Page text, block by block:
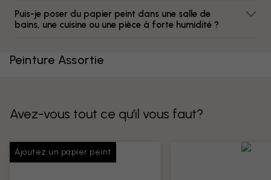
Puis-je poser du papier peint dans une salle de
bains, une cuisine ou une pièce à forte humidité ?
Peinture Assortie
Avez-vous tout ce qu’il vous faut?
Ajoutez un papier peint